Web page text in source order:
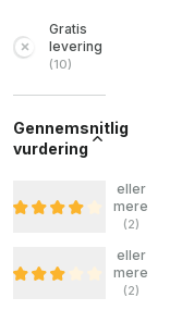
Gratis
levering
(10)
Gennemsnitlig
vurdering
eller
mere
(2)
eller
mere
(2)